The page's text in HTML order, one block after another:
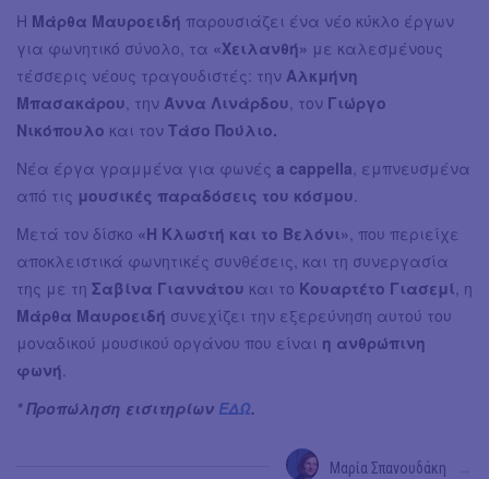
Η Μάρθα Μαυροειδή παρουσιάζει ένα νέο κύκλο έργων
για φωνητικό σύνολο, τα «Χειλανθή» με καλεσμένους
τέσσερις νέους τραγουδιστές: την Αλκμήνη
Μπασακάρου, την Άννα Λινάρδου, τον Γιώργο
Νικόπουλο και τον Τάσο Πούλιο.
Νέα έργα γραμμένα για φωνές a cappella, εμπνευσμένα
από τις μουσικές παραδόσεις του κόσμου.
Μετά τον δίσκο «Η Κλωστή και το Βελόνι», που περιείχε
αποκλειστικά φωνητικές συνθέσεις, και τη συνεργασία
της με τη Σαβίνα Γιαννάτου και το Κουαρτέτο Γιασεμί, η
Μάρθα Μαυροειδή συνεχίζει την εξερεύνηση αυτού του
μοναδικού μουσικού οργάνου που είναι η ανθρώπινη
φωνή.
* Προπώληση εισιτηρίων ΕΔΩ.
Μαρία Σπανουδάκη